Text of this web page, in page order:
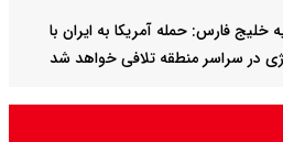
فارس: حمله آمریکا به ایران با
در سراسر منطقه تلافی خواهد شد
نظامی را در دریای سیاه هدف